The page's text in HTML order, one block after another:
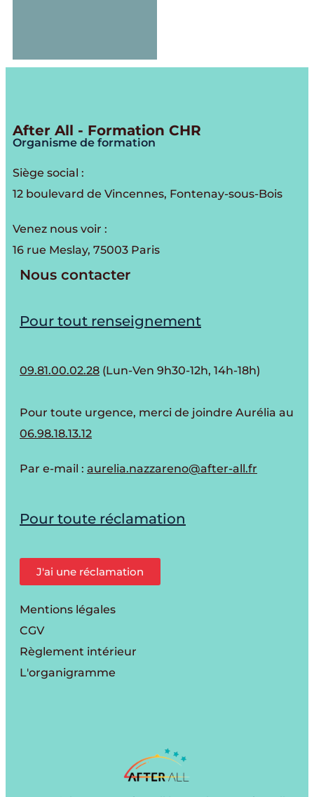
After All - Formation CHR
Organisme de formation
Siège social :
12 boulevard de Vincennes, Fontenay-sous-Bois
Venez nous voir :
16 rue Meslay, 75003 Paris
Nous contacter
Pour tout renseignement
09.81.00.02.28 (Lun-Ven 9h30-12h, 14h-18h)
Pour toute urgence, merci de joindre Aurélia au
06.98.18.13.12
Par e-mail : aurelia.nazzareno@after-all.fr
Pour toute réclamation
J'ai une réclamation
Mentions légales
CGV
Règlement intérieur
L'organigramme